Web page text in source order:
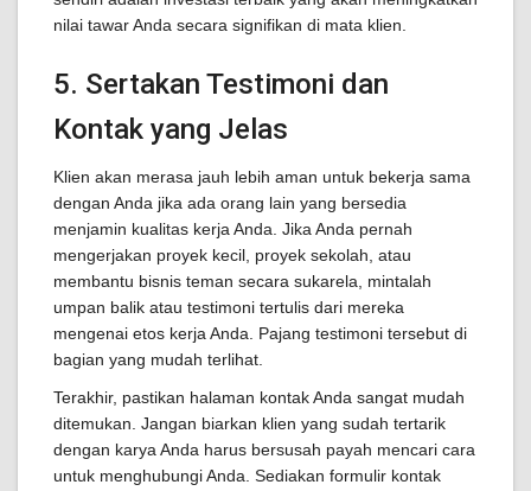
nilai tawar Anda secara signifikan di mata klien.
5. Sertakan Testimoni dan
Kontak yang Jelas
Klien akan merasa jauh lebih aman untuk bekerja sama
dengan Anda jika ada orang lain yang bersedia
menjamin kualitas kerja Anda. Jika Anda pernah
mengerjakan proyek kecil, proyek sekolah, atau
membantu bisnis teman secara sukarela, mintalah
umpan balik atau testimoni tertulis dari mereka
mengenai etos kerja Anda. Pajang testimoni tersebut di
bagian yang mudah terlihat.
Terakhir, pastikan halaman kontak Anda sangat mudah
ditemukan. Jangan biarkan klien yang sudah tertarik
dengan karya Anda harus bersusah payah mencari cara
untuk menghubungi Anda. Sediakan formulir kontak